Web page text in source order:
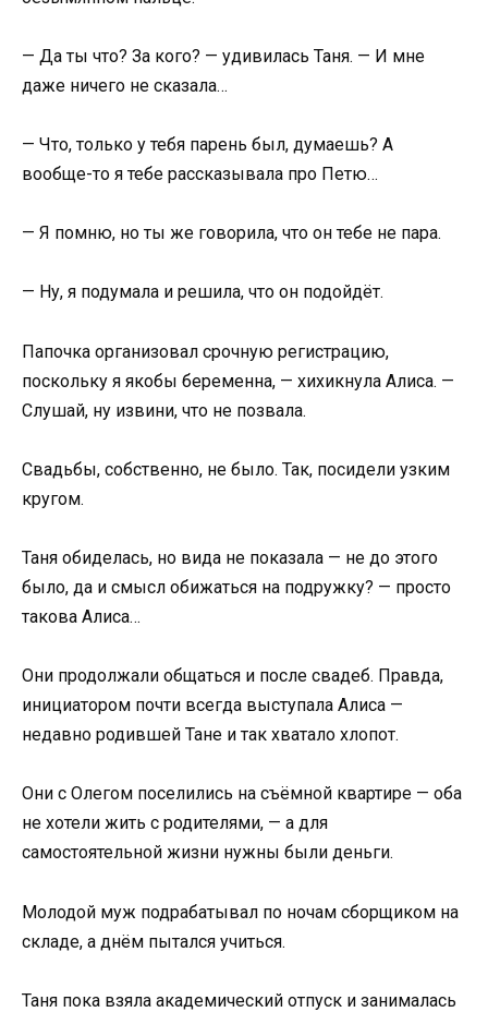
— Да ты что? За кого? — удивилась Таня. — И мне
даже ничего не сказала…
— Что, только у тебя парень был, думаешь? А
вообще-то я тебе рассказывала про Петю…
— Я помню, но ты же говорила, что он тебе не пара.
— Ну, я подумала и решила, что он подойдёт.
Папочка организовал срочную регистрацию,
поскольку я якобы беременна, — хихикнула Алиса. —
Слушай, ну извини, что не позвала.
Свадьбы, собственно, не было. Так, посидели узким
кругом.
Таня обиделась, но вида не показала — не до этого
было, да и смысл обижаться на подружку? — просто
такова Алиса…
Они продолжали общаться и после свадеб. Правда,
инициатором почти всегда выступала Алиса —
недавно родившей Тане и так хватало хлопот.
Они с Олегом поселились на съёмной квартире — оба
не хотели жить с родителями, — а для
самостоятельной жизни нужны были деньги.
Молодой муж подрабатывал по ночам сборщиком на
складе, а днём пытался учиться.
Таня пока взяла академический отпуск и занималась